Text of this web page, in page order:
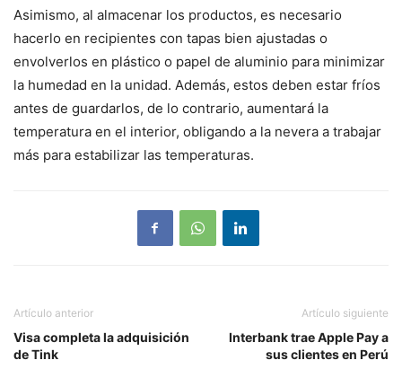
Asimismo, al almacenar los productos, es necesario
hacerlo en recipientes con tapas bien ajustadas o
envolverlos en plástico o papel de aluminio para minimizar
la humedad en la unidad. Además, estos deben estar fríos
antes de guardarlos, de lo contrario, aumentará la
temperatura en el interior, obligando a la nevera a trabajar
más para estabilizar las temperaturas.
Artículo anterior
Visa completa la adquisición
de Tink
Artículo siguiente
Interbank trae Apple Pay a
sus clientes en Perú